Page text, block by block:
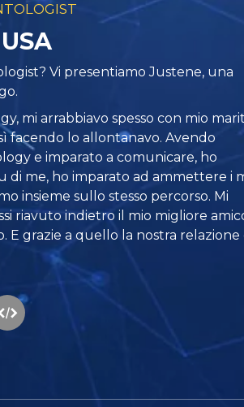
Vi presentiamo Justene, una
mi arrabbiavo spesso con mio
facendo lo allontanavo. Avendo
e imparato a comunicare, ho
di me, ho imparato ad ammettere i
insieme sullo stesso percorso. Mi
riavuto indietro il mio migliore
E grazie a quello la nostra relazione